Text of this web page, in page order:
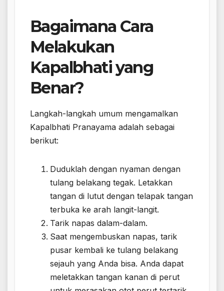
Bagaimana Cara
Melakukan
Kapalbhati yang
Benar?
Langkah-langkah umum mengamalkan
Kapalbhati Pranayama adalah sebagai
berikut:
Duduklah dengan nyaman dengan
tulang belakang tegak. Letakkan
tangan di lutut dengan telapak tangan
terbuka ke arah langit-langit.
Tarik napas dalam-dalam.
Saat mengembuskan napas, tarik
pusar kembali ke tulang belakang
sejauh yang Anda bisa. Anda dapat
meletakkan tangan kanan di perut